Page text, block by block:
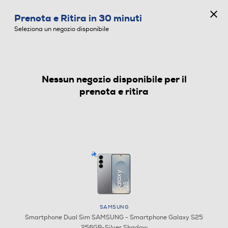
SMARTPHONE DUAL SIM
Prenota e Ritira in 30 minuti
Seleziona un negozio disponibile
Nessun negozio disponibile per il
prenota e ritira
SAMSUNG
Smartphone Dual Sim SAMSUNG - Smartphone Galaxy S25